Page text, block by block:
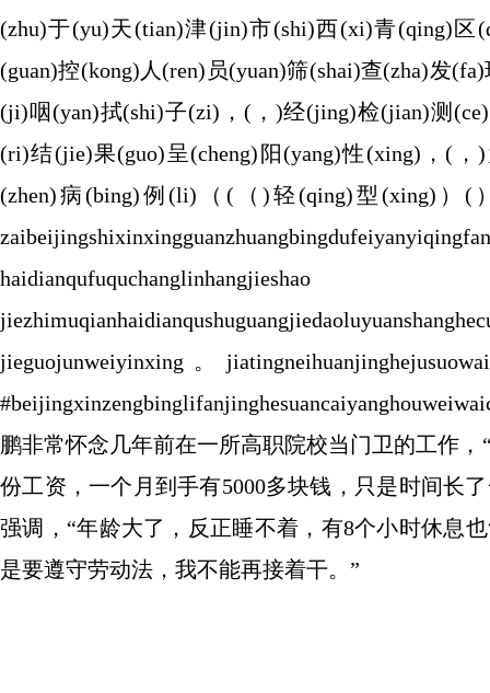
(zhu)于(yu)天(tian)津(jin)市(shi)西(xi)青(qing)
(guan)控(kong)人(ren)员(yuan)筛(shai)查(zha)发
(ji)咽(yan)拭(shi)子(zi)，(，)经(jing)检(jian)测
(ri)结(jie)果(guo)呈(cheng)阳(yang)性(xing)，(
(zhen)病(bing)例(li)（(（)轻(qing)型(xing)
jieguojunweiyinxing。
鹏非常怀念几年前在一所高职院校当门卫的工作
份工资，一个月到手有5000多块钱，只是时间长
强调，“年龄大了，反正睡不着，有8个小时休息
是要遵守劳动法，我不能再接着干。”